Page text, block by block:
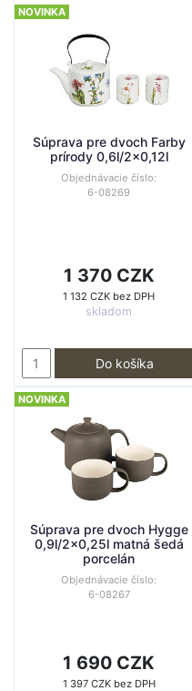
NOVINKA
Súprava pre dvoch Farby
prírody 0,6l/2x0,12l
Objednávacie číslo:
6-08269
1 370 CZK
1 132 CZK bez DPH
skladom
Do košíka
NOVINKA
Súprava pre dvoch Hygge
0,9l/2x0,25l matná šedá
porcelán
Objednávacie číslo:
6-08267
1 690 CZK
1 397 CZK bez DPH